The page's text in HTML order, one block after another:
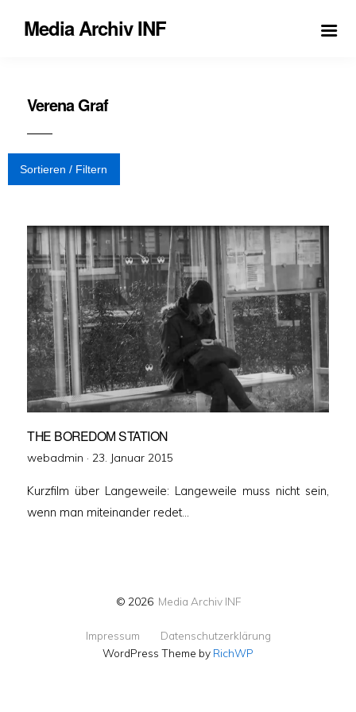
Media Archiv INF
Verena Graf
Sortieren / Filtern
THE BOREDOM STATION
webadmin · Veröffentlicht
23. Januar 2015
Kurzfilm über Langeweile: Langeweile muss nicht sein,
wenn man miteinander redet…
© 2026 Media Archiv INF
Impressum
Datenschutzerklärung
WordPress Theme by RichWP